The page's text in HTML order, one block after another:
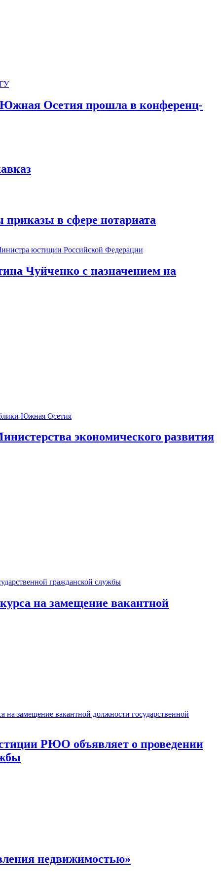
Южная Осетия прошла в конференц-
в сфере нотариата
Чуйченко с назначением на
экономического развития
на замещение вакантной
РЮО объявляет о проведении
недвижимостью»